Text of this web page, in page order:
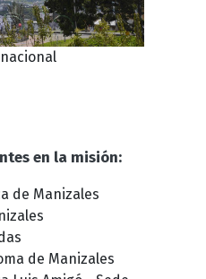
en la misión:
de Manizales
de Manizales